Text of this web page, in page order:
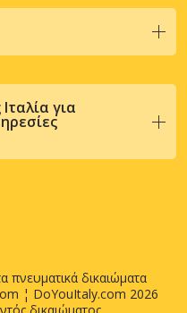
για
πνευματικά δικαιώματα
¦ DoYouItaly.com 2026